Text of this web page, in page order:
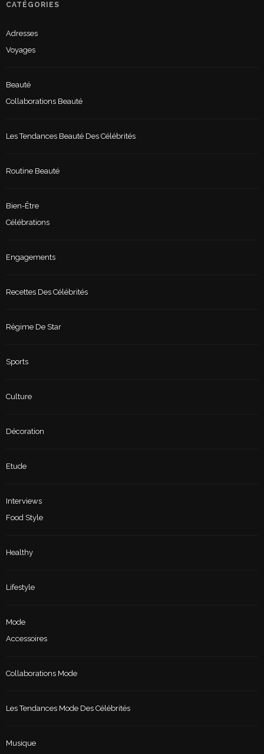
CATÉGORIES
Adresses
Voyages
Beauté
Collaborations Beauté
Les Tendances Beauté Des Célébrités
Routine Beauté
Bien-Être
Célébrations
Engagements
Recettes Des Célébrités
Régime De Star
Sports
Culture
Décoration
Etude
Interviews
Food Style
Healthy
Lifestyle
Mode
Accessoires
Collaborations Mode
Les Tendances Mode Des Célébrités
Musique